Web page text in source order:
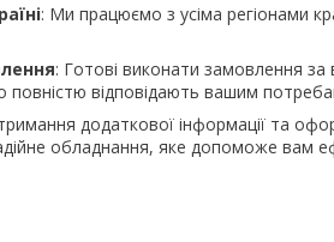
: Ми працюємо з усіма регіонами
: Готові виконати замовлення
відповідають вашим
додаткової інформації та
обладнання, яке допоможе вам